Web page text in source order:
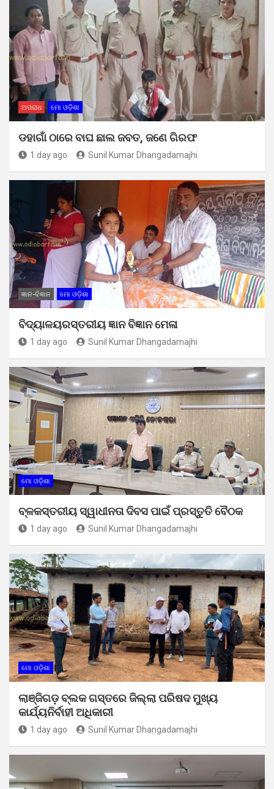
ଅପରାଧ ମୋ ଓଡ଼ିଶା
ଡହାଗାଁ ଠାରେ ବାଘ ଛାଲ ଜବତ, ଜଣେ ଗିରଫ
1 day ago Sunil Kumar Dhangadamajhi
ଜ୍ଞାନ-ବିଜ୍ଞାନ ମୋ ଓଡ଼ିଶା
ବିଦ୍ୟାଳୟରସ୍ତରୀୟ ଜ୍ଞାନ ବିଜ୍ଞାନ ମେଳା
1 day ago Sunil Kumar Dhangadamajhi
ମୋ ଓଡ଼ିଶା
ବ୍ଳକସ୍ତରୀୟ ସ୍ୱାଧୀନତା ଦିବସ ପାଇଁ ପ୍ରସ୍ତୁତି ବୈଠକ
1 day ago Sunil Kumar Dhangadamajhi
ମୋ ଓଡ଼ିଶା
ଲାଞ୍ଜିଗଡ଼ ବ୍ଲକ ଗସ୍ତରେ ଜିଲ୍ଲା ପରିଷଦ ମୁଖ୍ୟ
କାର୍ଯ୍ୟନିର୍ବାହୀ ଅଧିକାରୀ
1 day ago Sunil Kumar Dhangadamajhi